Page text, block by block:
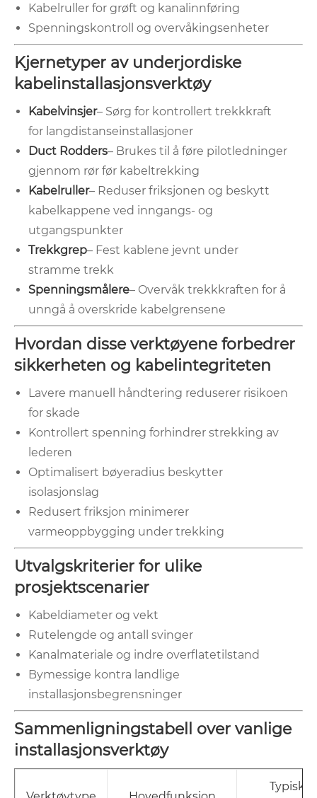
Kabelruller for grøft og kanalinnføring
Spenningskontroll og overvåkingsenheter
Kjernetyper av underjordiske
kabelinstallasjonsverktøy
Kabelvinsjer– Sørg for kontrollert trekkkraft
for langdistanseinstallasjoner
Duct Rodders– Brukes til å føre pilotledninger
gjennom rør før kabeltrekking
Kabelruller– Reduser friksjonen og beskytt
kabelkappene ved inngangs- og
utgangspunkter
Trekkgrep– Fest kablene jevnt under
stramme trekk
Spenningsmålere– Overvåk trekkkraften for å
unngå å overskride kabelgrensene
Hvordan disse verktøyene forbedrer
sikkerheten og kabelintegriteten
Lavere manuell håndtering reduserer risikoen
for skade
Kontrollert spenning forhindrer strekking av
lederen
Optimalisert bøyeradius beskytter
isolasjonslag
Redusert friksjon minimerer
varmeoppbygging under trekking
Utvalgskriterier for ulike
prosjektscenarier
Kabeldiameter og vekt
Rutelengde og antall svinger
Kanalmateriale og indre overflatetilstand
Bymessige kontra landlige
installasjonsbegrensninger
Sammenligningstabell over vanlige
installasjonsverktøy
Typisk